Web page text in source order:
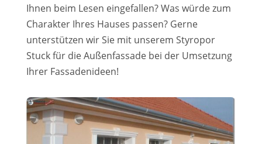
Ihnen beim Lesen eingefallen? Was würde zum
Charakter Ihres Hauses passen? Gerne
unterstützen wir Sie mit unserem Styropor
Stuck für die Außenfassade bei der Umsetzung
Ihrer Fassadenideen!